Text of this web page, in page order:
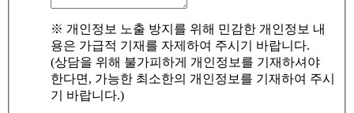
※ 개인정보 노출 방지를 위해 민감한 개인정보 내
용은 가급적 기재를 자제하여 주시기 바랍니다.
(상담을 위해 불가피하게 개인정보를 기재하셔야
한다면, 가능한 최소한의 개인정보를 기재하여 주시
기 바랍니다.)